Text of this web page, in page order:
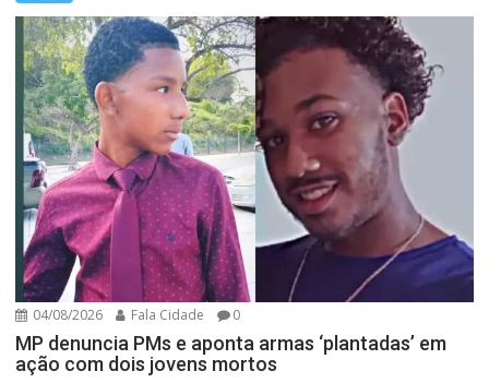
04/08/2026 Fala Cidade 0
MP denuncia PMs e aponta armas ‘plantadas’ em
ação com dois jovens mortos